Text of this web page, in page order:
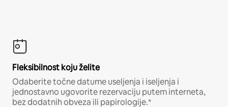
Fleksibilnost koju želite
Odaberite točne datume useljenja i iseljenja i
jednostavno ugovorite rezervaciju putem interneta,
bez dodatnih obveza ili papirologije.*